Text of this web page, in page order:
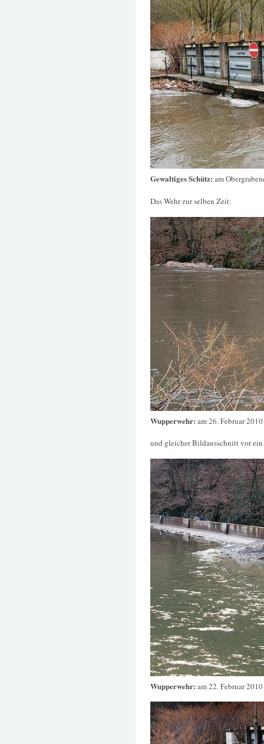
Gewaltiges Schütz: am
Das Wehr zur selben Zeit:
Wupperwehr: am 26. Februar 2010
und gleicher Bildausschnitt vor ein
Wupperwehr: am 22. Februar 2010